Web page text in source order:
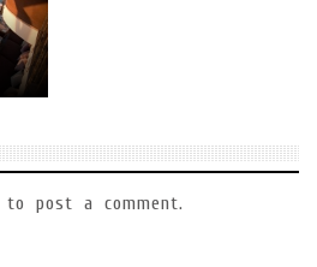
to post a comment.